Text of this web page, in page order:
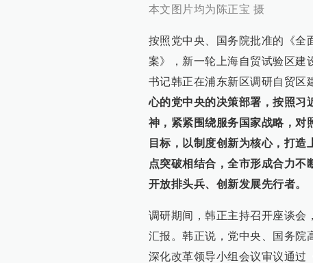
本文图片均为陈正宝 摄
按照党中央、国务院批准的《全
案》，新一轮上海自贸试验区建
书记韩正在浦东新区调研自贸区
心的党中央的决策部署，按照习
神，紧紧围绕服务国家战略，对
目标，以制度创新为核心，打
点突破相结合，全市形成合力
开放排头兵、创新发展先行者。
调研期间，韩正主持召开座谈会
汇报。韩正说，党中央、国务院
深化改革领导小组会议审议通过